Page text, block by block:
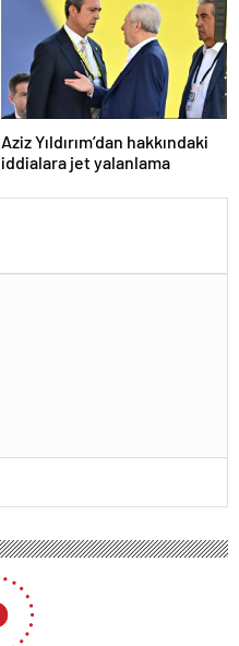
Aziz Yıldırım’dan hakkındaki
iddialara jet yalanlama